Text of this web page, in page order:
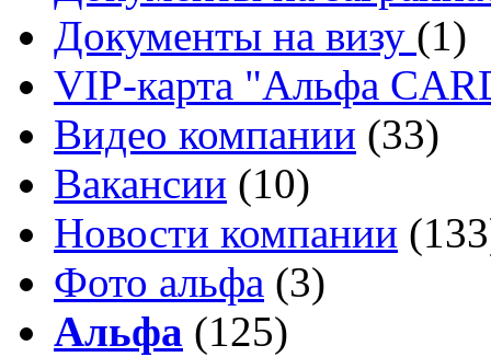
Документы на визу (1)
VIP-карта "Альфа
Видео компании (33)
Вакансии (10)
Новости компании
Фото альфа (3)
Альфа (125)